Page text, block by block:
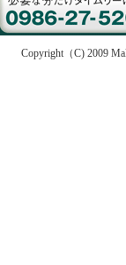
Copyright（C) 2009